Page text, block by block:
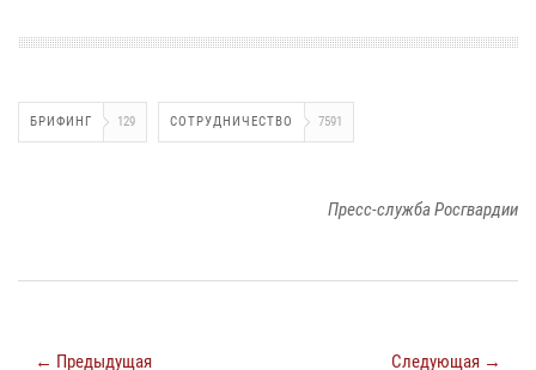
БРИФИНГ 129 СОТРУДНИЧЕСТВО 7591
Пресс-служба Росгвардии
← Предыдущая Следующая →